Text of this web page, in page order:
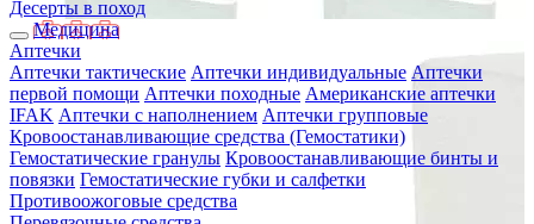
Десерты в поход
Медицина
Аптечки
Аптечки тактические Аптечки индивидуальные Аптечки
первой помощи Аптечки походные Американские аптечки
IFAK Аптечки с наполнением Аптечки групповые
Кровоостанавливающие средства (Гемостатики)
Гемостатические гранулы Кровоостанавливающие бинты и
повязки Гемостатические губки и салфетки
Противоожоговые средства